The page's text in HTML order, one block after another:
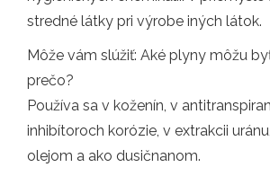
stredné látky pri výrobe iných látok.
Môže vám slúžiť: Aké plyny môžu
prečo?
Používa sa v koženín, v
inhibítoroch korózie, v extrakcii
olejom a ako dusičnanom.